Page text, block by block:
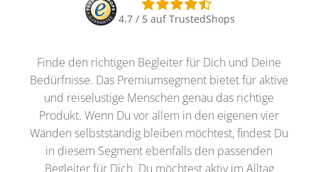
4.7 / 5 auf TrustedShops
Finde den richtigen Begleiter für Dich und Deine
Bedürfnisse. Das Premiumsegment bietet für aktive
und reiselustige Menschen genau das richtige
Produkt. Wenn Du vor allem in den eigenen vier
Wänden selbstständig bleiben möchtest, findest Du
in diesem Segment ebenfalls den passenden
Begleiter für Dich. Du möchtest aktiv im Alltag